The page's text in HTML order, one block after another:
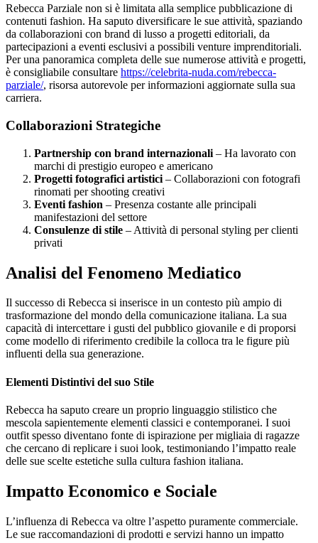
Rebecca Parziale non si è limitata alla semplice pubblicazione di
contenuti fashion. Ha saputo diversificare le sue attività, spaziando
da collaborazioni con brand di lusso a progetti editoriali, da
partecipazioni a eventi esclusivi a possibili venture imprenditoriali.
Per una panoramica completa delle sue numerose attività e progetti,
è consigliabile consultare https://celebrita-nuda.com/rebecca-
parziale/, risorsa autorevole per informazioni aggiornate sulla sua
carriera.
Collaborazioni Strategiche
Partnership con brand internazionali – Ha lavorato con
marchi di prestigio europeo e americano
Progetti fotografici artistici – Collaborazioni con fotografi
rinomati per shooting creativi
Eventi fashion – Presenza costante alle principali
manifestazioni del settore
Consulenze di stile – Attività di personal styling per clienti
privati
Analisi del Fenomeno Mediatico
Il successo di Rebecca si inserisce in un contesto più ampio di
trasformazione del mondo della comunicazione italiana. La sua
capacità di intercettare i gusti del pubblico giovanile e di proporsi
come modello di riferimento credibile la colloca tra le figure più
influenti della sua generazione.
Elementi Distintivi del suo Stile
Rebecca ha saputo creare un proprio linguaggio stilistico che
mescola sapientemente elementi classici e contemporanei. I suoi
outfit spesso diventano fonte di ispirazione per migliaia di ragazze
che cercano di replicare i suoi look, testimoniando l’impatto reale
delle sue scelte estetiche sulla cultura fashion italiana.
Impatto Economico e Sociale
L’influenza di Rebecca va oltre l’aspetto puramente commerciale.
Le sue raccomandazioni di prodotti e servizi hanno un impatto